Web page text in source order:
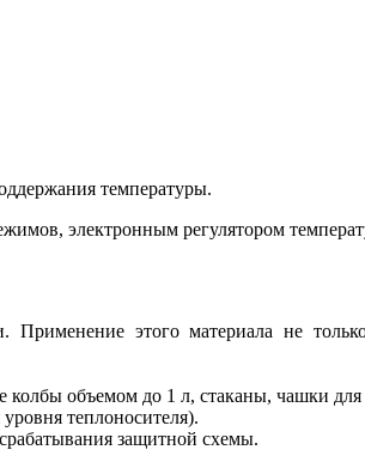
температуры.
электронным регулятором
этого материала не
колбы объемом до 1 л, стаканы, чашки
теплоносителя).
защитной схемы.